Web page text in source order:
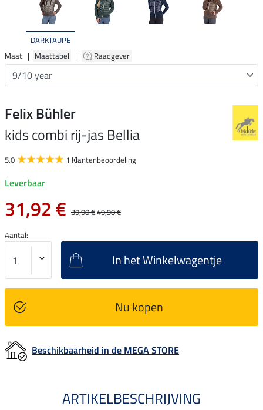
DARKTAUPE
Maat: | Maattabel | Raadgever
Felix Bühler
kids combi rij-jas Bellia
5.0 1 Klantenbeoordeling
Leverbaar
31,92 € 39,90 €49,90 €
Aantal:
In het Winkelwagentje
Nu kopen
Beschikbaarheid in de MEGA STORE
ARTIKELBESCHRIJVING